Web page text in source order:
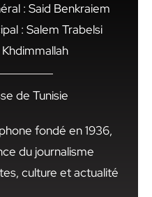
: Said Benkraiem
: Salem Trabelsi
de Tunisie
fondé en 1936,
du journalisme
culture et actualité